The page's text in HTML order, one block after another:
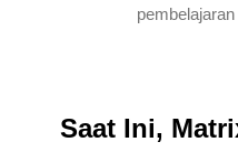
Saat Ini,